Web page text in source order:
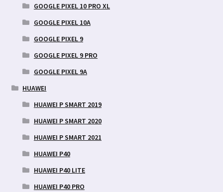
GOOGLE PIXEL 10 PRO XL
GOOGLE PIXEL 10A
GOOGLE PIXEL 9
GOOGLE PIXEL 9 PRO
GOOGLE PIXEL 9A
HUAWEI
HUAWEI P SMART 2019
HUAWEI P SMART 2020
HUAWEI P SMART 2021
HUAWEI P40
HUAWEI P40 LITE
HUAWEI P40 PRO